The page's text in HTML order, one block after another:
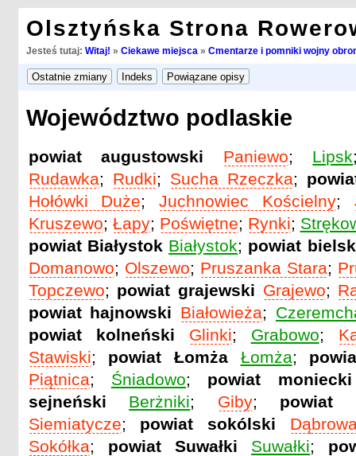
Olsztyńska Strona
Jesteś tutaj: Witaj! » Ciekawe miejsca » Cmentarze i pomniki wojny
Województwo podlaskie
powiat augustowski Paniewo; Lipsk
Rudawka; Rudki; Sucha Rzeczka;
Hołówki Duże;Juchnowiec Kościelny;
Kruszewo; Łapy; Poświętne; Rynki;
powiat Białystok Białystok; powiat
Domanowo; Olszewo; Pruszanka Stara;
Topczewo; powiat grajewski Grajewo;
powiat hajnowski Białowieża;
powiat kolneński
Glinki; Grabowo;
Stawiski; powiat Łomża Łomża;
Piątnica; Śniadowo; powiat moniecki
sejneński
Berżniki; Giby; powiat
Siemiatycze; powiat sokólski
Sokółka; powiat Suwałki Suwałki;